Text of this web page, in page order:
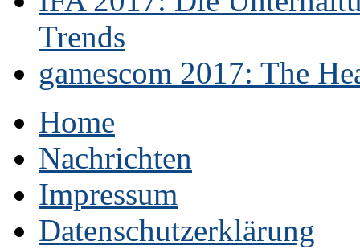
Trends
gamescom 2017: The
Home
Nachrichten
Impressum
Datenschutzerklärung